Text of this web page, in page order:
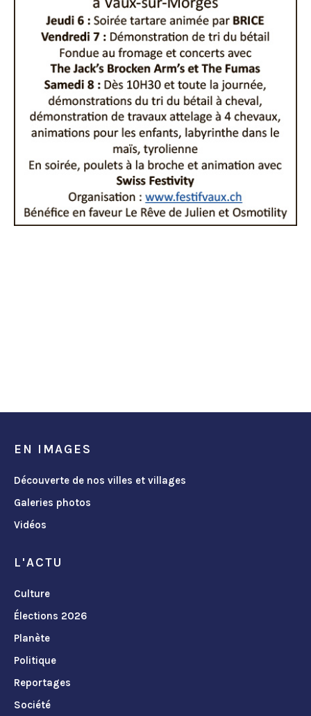
EN IMAGES
Découverte de nos villes et villages
Galeries photos
Vidéos
L'ACTU
Culture
Élections 2026
Planète
Politique
Reportages
Société